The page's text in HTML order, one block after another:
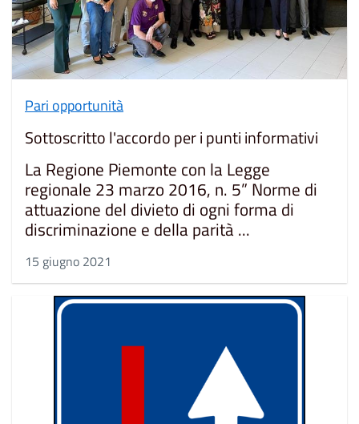
Pari opportunità
Sottoscritto l'accordo per i punti informativi
La Regione Piemonte con la Legge
regionale 23 marzo 2016, n. 5” Norme di
attuazione del divieto di ogni forma di
discriminazione e della parità ...
15 giugno 2021